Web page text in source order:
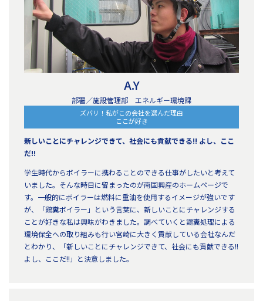
A.Y
部署／施設管理部 エネルギー環境課
ズバリ！私がこの会社を選んだ理由
ここが好き
新しいことにチャレンジできて、社会にも貢献できる!! よし、ここ
だ!!
学生時代からボイラーに携わることのできる仕事がしたいと考えて
いました。そんな時目に留まったのが南国興産のホームページで
す。一般的にボイラーは燃料に重油を使用するイメージが強いです
が、「鶏糞ボイラー」という言葉に、新しいことにチャレンジする
ことが好きな私は興味がわきました。調べていくと鶏糞処理による
環境保全への取り組みも行い宮崎に大きく貢献している会社なんだ
とわかり、「新しいことにチャレンジできて、社会にも貢献できる!!
よし、ここだ!!」と決意しました。